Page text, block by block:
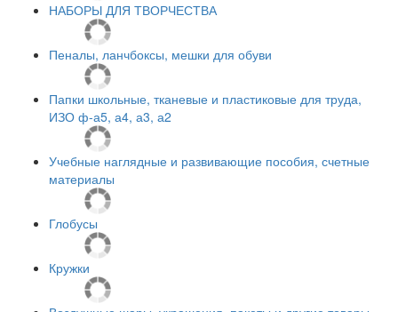
НАБОРЫ ДЛЯ ТВОРЧЕСТВА
Пеналы, ланчбоксы, мешки для обуви
Папки школьные, тканевые и пластиковые для труда,
ИЗО ф-а5, а4, а3, а2
Учебные наглядные и развивающие пособия, счетные
материалы
Глобусы
Кружки